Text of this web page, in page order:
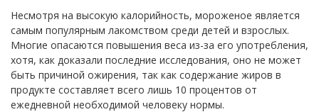
Несмотря на высокую калорийность, мороженое является
самым популярным лакомством среди детей и взрослых.
Многие опасаются повышения веса из-за его употребления,
хотя, как доказали последние исследования, оно не может
быть причиной ожирения, так как содержание жиров в
продукте составляет всего лишь 10 процентов от
ежедневной необходимой человеку нормы.